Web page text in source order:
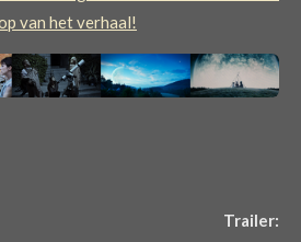
van het verhaal!
Trailer: